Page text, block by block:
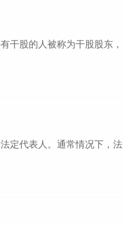
干股的人被称为干股股东，
定代表人。通常情况下，法